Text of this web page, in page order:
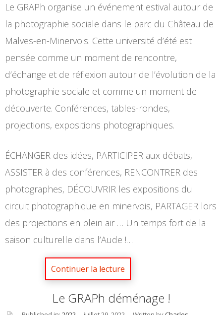
Le GRAPh organise un événement estival autour de
la photographie sociale dans le parc du Château de
Malves-en-Minervois. Cette université d’été est
pensée comme un moment de rencontre,
d’échange et de réflexion autour de l’évolution de la
photographie sociale et comme un moment de
découverte. Conférences, tables-rondes,
projections, expositions photographiques.
ÉCHANGER des idées, PARTICIPER aux débats,
ASSISTER à des conférences, RENCONTRER des
photographes, DÉCOUVRIR les expositions du
circuit photographique en minervois, PARTAGER lors
des projections en plein air … Un temps fort de la
saison culturelle dans l’Aude !…
Le GRAPh déménage !